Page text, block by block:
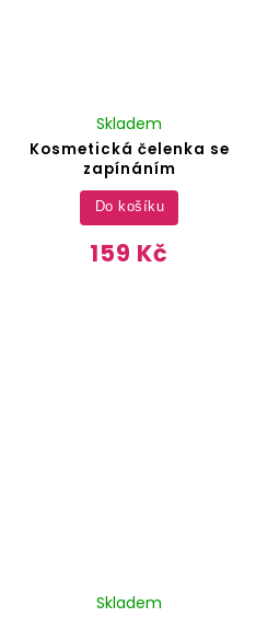
Kosmetická čelenka se
zapínáním
Skladem
159 Kč
Do košíku
Skladem